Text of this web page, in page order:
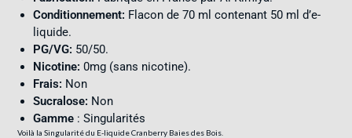
Conditionnement: Flacon de 70 ml contenant 50 ml d’e-
liquide.
PG/VG: 50/50.
Nicotine: 0mg (sans nicotine).
Frais: Non
Sucralose: Non
Gamme : Singularités
Voilà la Singularité du E-liquide Cranberry Baies des Bois.